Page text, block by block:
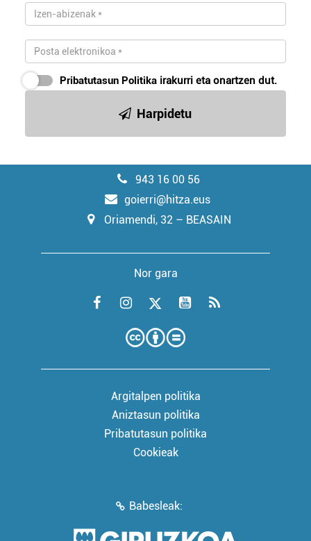
Pribatutasun Politika irakurri eta onartzen dut.
Harpidetu
943 16 00 56
goierri@hitza.eus
Oriamendi, 32 – BEASAIN
Nor gara
Argitalpen politika
Aniztasun politika
Pribatutasun politika
Cookieak
Babesleak: